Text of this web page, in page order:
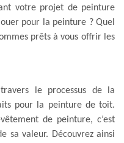
votre projet de peinture
pour la peinture ? Quel
prêts à vous offrir les
le processus de la
pour la peinture de toit.
de peinture, c’est
sa valeur. Découvrez ainsi